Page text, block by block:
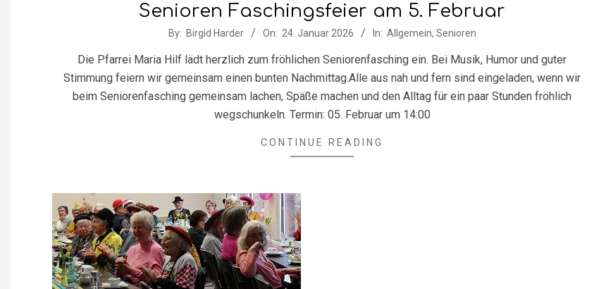
Senioren Faschingsfeier am 5. Februar
By: Birgid Harder On: 24. Januar 2026 In: Allgemein, Senioren
Die Pfarrei Maria Hilf lädt herzlich zum fröhlichen Seniorenfasching ein. Bei Musik, Humor und guter
Stimmung feiern wir gemeinsam einen bunten Nachmittag.Alle aus nah und fern sind eingeladen, wenn wir
beim Seniorenfasching gemeinsam lachen, Späße machen und den Alltag für ein paar Stunden fröhlich
wegschunkeln. Termin: 05. Februar um 14:00
CONTINUE READING